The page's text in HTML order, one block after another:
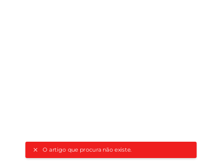
O artigo que procura não existe.